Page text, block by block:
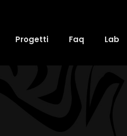
Progetti Faq Lab